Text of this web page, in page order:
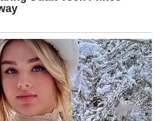
– Iskrenost
prolaze kroz fazu iskrenosti.
direktni, ali donose olakšanje.
ono što ne može da ispuni – i
kao obavezu.